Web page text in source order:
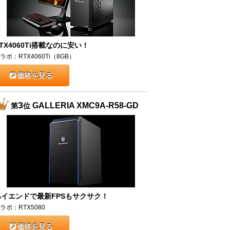
搭載なのに安い！
ボ：RTX4060Ti（8GB）
価格を見る
第3位GALLERIA XMC9A-R58-GD
エンドで最新FPSもサクサク！
ボ：RTX5080
価格を見る